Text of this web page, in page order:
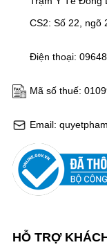
Email:
Mã số thuế:
Điện thoại:
CS2: Số 22, ngõ
HỖ TRỢ